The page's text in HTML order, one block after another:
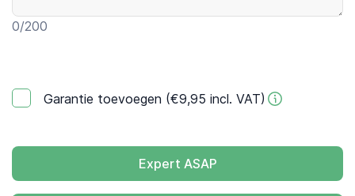
0/200
Garantie toevoegen (€9,95 incl. VAT)
Expert ASAP